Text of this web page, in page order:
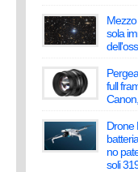
sola
full
Drone
no
soli